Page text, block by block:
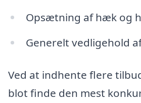
Opsætning af hæk og
Generelt vedligehold
Ved at indhente flere
blot finde den mest